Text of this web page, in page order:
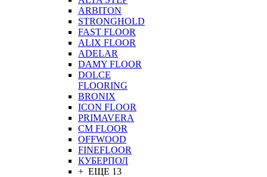
ARBITON
STRONGHOLD
FAST FLOOR
ALIX FLOOR
ADELAR
DAMY FLOOR
DOLCE
FLOORING
BRONIX
ICON FLOOR
PRIMAVERA
CM FLOOR
OFFWOOD
FINEFLOOR
КУБЕРПОЛ
+ ЕЩЕ 13